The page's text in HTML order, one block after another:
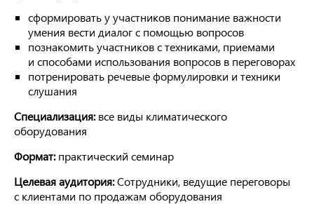
сформировать у участников понимание важности
умения вести диалог с помощью вопросов
познакомить участников с техниками, приемами
и способами использования вопросов в переговорах
потренировать речевые формулировки и техники
слушания
Специализация:все виды климатического
оборудования
Формат:практический семинар
Целевая аудитория:Сотрудники, ведущие переговоры
с клиентами по продажам оборудования